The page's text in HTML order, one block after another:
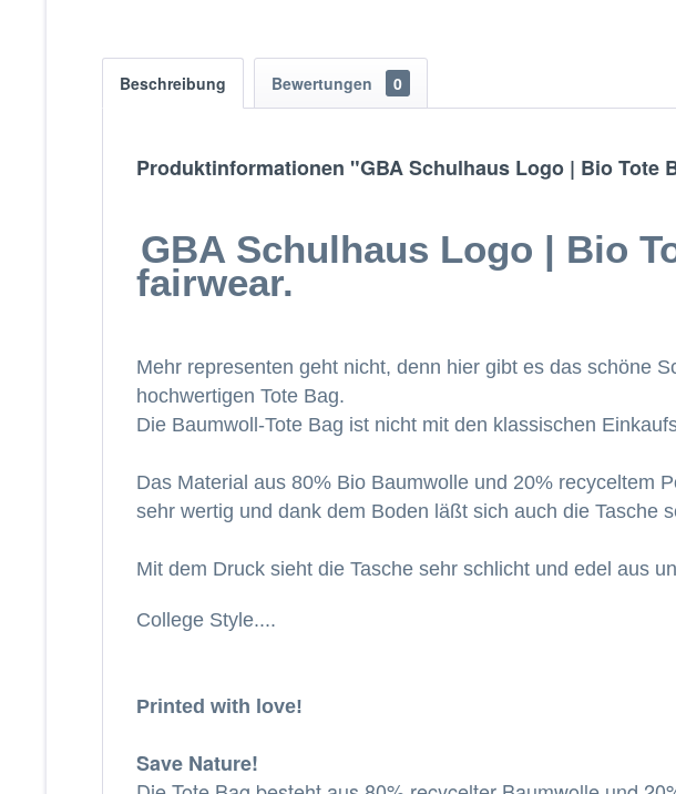
Beschreibung Bewertungen 0
Produktinformationen "GBA Schulhaus Logo | Bio Tote
GBA Schulhaus Logo | Bio
fairwear.
Mehr representen geht nicht, denn hier gibt es das schöne
hochwertigen Tote Bag.
Die Baumwoll-Tote Bag ist nicht mit den klassischen
Das Material aus 80% Bio Baumwolle und 20% recyceltem
sehr wertig und dank dem Boden läßt sich auch die Tasche
Mit dem Druck sieht die Tasche sehr schlicht und edel aus
College Style....
Printed with love!
Save Nature!